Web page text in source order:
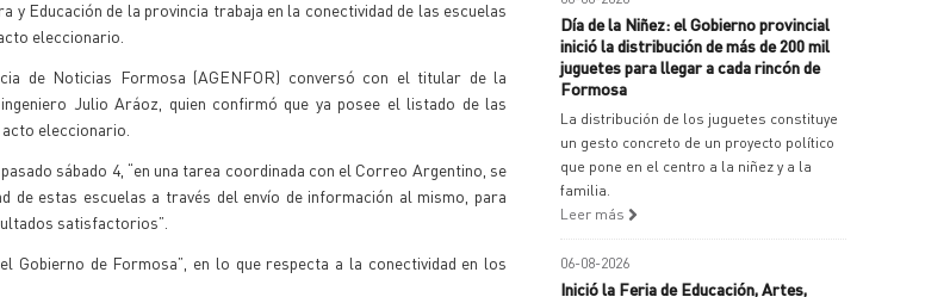
y Educación de la provincia trabaja en la conectividad de las escuelas
eleccionario.
de Noticias Formosa (AGENFOR) conversó con el titular de la
Julio Aráoz, quien confirmó que ya posee el listado de las
eleccionario.
sábado 4, “en una tarea coordinada con el Correo Argentino, se
de estas escuelas a través del envío de información al mismo, para
satisfactorios”.
de Formosa”, en lo que respecta a la conectividad en los
Día de la Niñez: el Gobierno provincial
inició la distribución de más de 200 mil
juguetes para llegar a cada rincón de
Formosa
La distribución de los juguetes constituye
un gesto concreto de un proyecto político
que pone en el centro a la niñez y a la
familia.
Leer más
06-08-2026
Inició la Feria de Educación, Artes,